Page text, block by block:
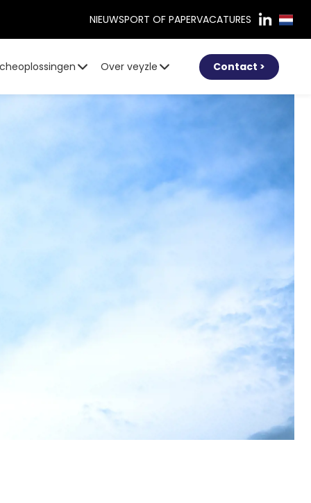
NIEUWSPORT OF PAPERVACATURES
Over veyzle Contact >